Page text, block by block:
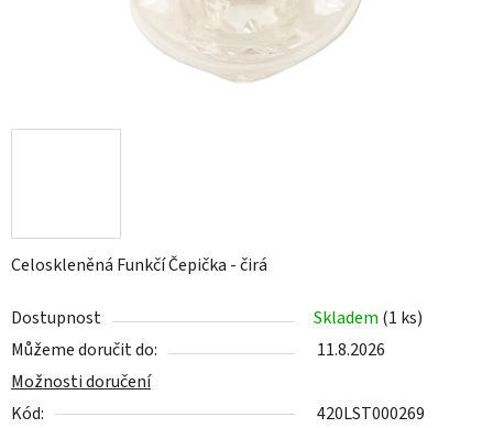
Celoskleněná Funkčí Čepička - čirá
Dostupnost Skladem (1 ks)
Můžeme doručit do:
11.8.2026
Možnosti doručení
Kód:
420LST000269